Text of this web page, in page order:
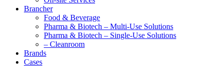
Brancher
Food & Beverage
Pharma & Biotech – Multi-Use Solutions
Pharma & Biotech – Single-Use Solutions
– Cleanroom
Brands
Cases